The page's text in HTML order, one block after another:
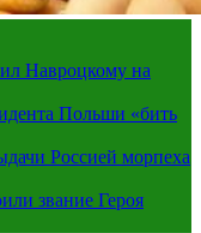
Навроцкому на
Польши «бить
Россией морпеха
звание Героя